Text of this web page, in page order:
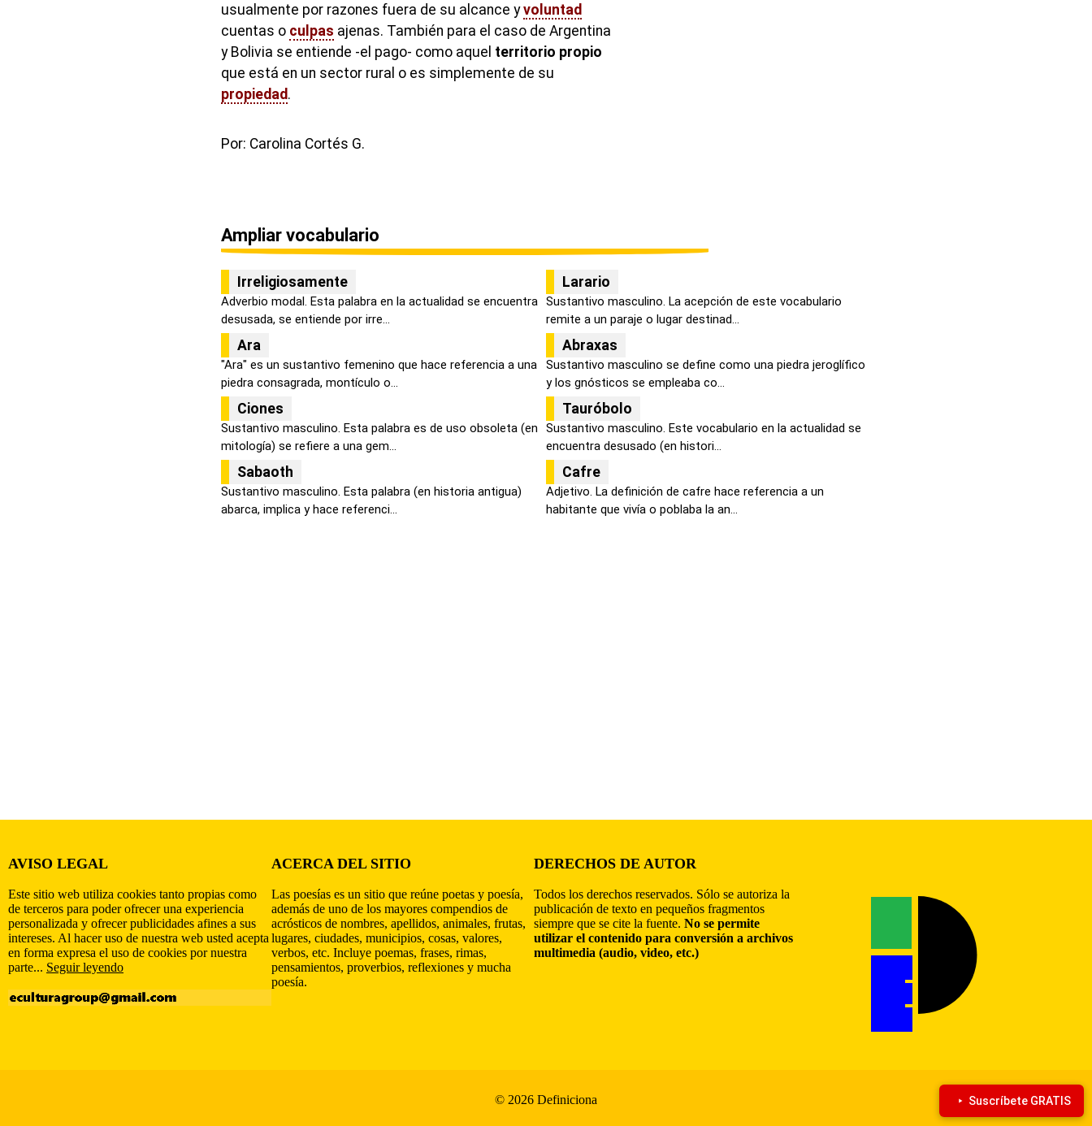
usualmente por razones fuera de su alcance yvoluntad
cuentas o culpas ajenas. También para el caso de Argentina
y Bolivia se entiende -el pago- como aquel territorio propio
que está en un sector rural o es simplemente de su
propiedad .
Por: Carolina Cortés G.
Ampliar vocabulario
Irreligiosamente
Adverbio modal. Esta palabra en la actualidad se encuentra
desusada, se entiende por irre...
Larario
Sustantivo masculino. La acepción de este vocabulario
remite a un paraje o lugar destinad...
Ara
"Ara" es un sustantivo femenino que hace referencia a una
piedra consagrada, montículo o...
Abraxas
Sustantivo masculino se define como una piedra jeroglífico
y los gnósticos se empleaba co...
Ciones
Sustantivo masculino. Esta palabra es de uso obsoleta (en
mitología) se refiere a una gem...
Tauróbolo
Sustantivo masculino. Este vocabulario en la actualidad se
encuentra desusado (en histori...
Sabaoth
Sustantivo masculino. Esta palabra (en historia antigua)
abarca, implica y hace referenci...
Cafre
Adjetivo. La definición de cafre hace referencia a un
habitante que vivía o poblaba la an...
AVISO LEGAL
Este sitio web utiliza cookies tanto propias como
de terceros para poder ofrecer una experiencia
personalizada y ofrecer publicidades afines a sus
intereses. Al hacer uso de nuestra web usted acepta
en forma expresa el uso de cookies por nuestra
parte... Seguir leyendo
ACERCA DEL SITIO
Las poesías es un sitio que reúne poetas y poesía,
además de uno de los mayores compendios de
acrósticos de nombres, apellidos, animales, frutas,
lugares, ciudades, municipios, cosas, valores,
verbos, etc. Incluye poemas, frases, rimas,
pensamientos, proverbios, reflexiones y mucha
poesía.
DERECHOS DE AUTOR
Todos los derechos reservados. Sólo se autoriza la
publicación de texto en pequeños fragmentos
siempre que se cite la fuente. No se permite
utilizar el contenido para conversión a archivos
multimedia (audio, video, etc.)
© 2026 Definiciona Suscríbete GRATIS